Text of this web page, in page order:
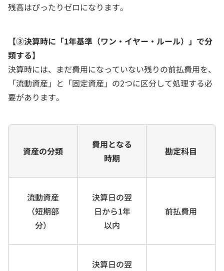
残高はぴったりゼロになります。
【③決算時に「1年基準（ワン・イヤー・ルール）」で分
類する】
決算時には、まだ費用になっていない残りの前払費用を、
「流動資産」と「固定資産」の2つに区分して処理する必
要があります。
資産の分類
費用となる
時期
勘定科目
流動資産
（短期部
分）
決算日の翌
日から1年
以内
前払費用
決算日の翌